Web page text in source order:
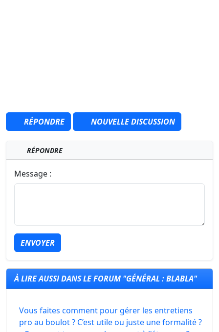
RÉPONDRE NOUVELLE DISCUSSION
RÉPONDRE
Message :
ENVOYER
À LIRE AUSSI DANS LE FORUM "GÉNÉRAL : BLABLA"
Vous faites comment pour gérer les entretiens
pro au boulot ? C’est utile ou juste une formalité ?